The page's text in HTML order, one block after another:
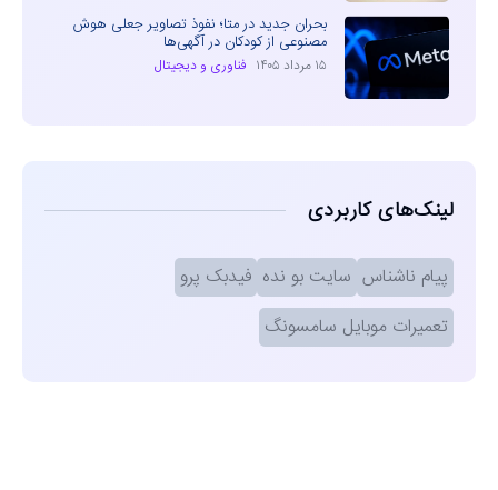
بحران جدید در متا؛ نفوذ تصاویر جعلی هوش
مصنوعی از کودکان در آگهی‌ها
۱۵ مرداد ۱۴۰۵ فناوری و دیجیتال
لینک‌های کاربردی
پیام ناشناس سایت بو نده فیدبک پرو
تعمیرات موبایل سامسونگ